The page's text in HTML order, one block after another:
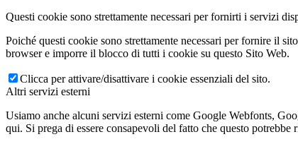
Questi cookie sono strettamente necessari per fornirti i servizi
Poiché questi cookie sono strettamente necessari per fornire il
browser e imporre il blocco di tutti i cookie su questo Sito Web.
Clicca per attivare/disattivare i cookie essenziali del sito.
Altri servizi esterni
Usiamo anche alcuni servizi esterni come Google Webfonts,
qui. Si prega di essere consapevoli del fatto che questo